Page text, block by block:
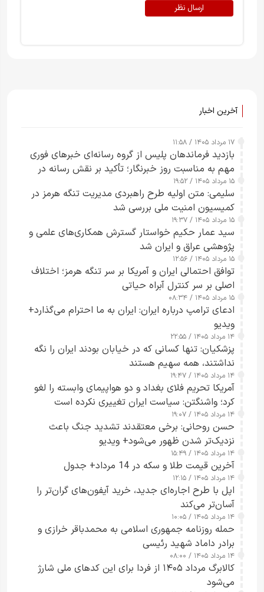
ارسال نظر
آخرین اخبار
۱۷ مرداد ۱۴۰۵ / ۱۱:۵۸
بازدید فرماندهان پلیس از گروه رسانه‌ای خبرهای فوری
مهم به مناسبت روز خبرنگار؛ تأکید بر نقش رسانه در
تقویت امنیت و اعتماد عمومی
۱۵ مرداد ۱۴۰۵ / ۱۹:۵۲
سلیمی: متن اولیه طرح راهبردی مدیریت تنگه هرمز در
کمیسیون امنیت ملی بررسی شد
۱۵ مرداد ۱۴۰۵ / ۱۹:۳۷
سید عمار حکیم خواستار گسترش همکاری‌های علمی و
پژوهشی عراق و ایران شد
۱۵ مرداد ۱۴۰۵ / ۱۲:۵۶
توافق احتمالی ایران و آمریکا بر سر تنگه هرمز؛ اختلاف
اصلی بر سر کنترل آبراه حیاتی
۱۵ مرداد ۱۴۰۵ / ۰۸:۳۴
ادعای ترامپ درباره ایران: ایران به ما احترام می‌گذارد+
ویدیو
۱۴ مرداد ۱۴۰۵ / ۲۲:۵۵
پزشکیان: تنها کسانی که در خیابان بودند ایران را نگه
نداشتند، همه سهیم هستند
۱۴ مرداد ۱۴۰۵ / ۱۹:۴۷
آمریکا تحریم فلای بغداد و دو هواپیمای وابسته را لغو
کرد؛ واشنگتن: سیاست ایران تغییری نکرده است
۱۴ مرداد ۱۴۰۵ / ۱۹:۰۷
حسن روحانی: برخی معتقدند تشدید جنگ باعث
نزدیک‌تر شدن ظهور می‌شود+ ویدیو
۱۴ مرداد ۱۴۰۵ / ۱۵:۴۹
آخرین قیمت طلا و سکه در 14 مرداد+ جدول
۱۴ مرداد ۱۴۰۵ / ۱۲:۱۵
اپل با طرح اجاره‌ای جدید، خرید آیفون‌های گران‌تر را
آسان‌تر می‌کند
۱۴ مرداد ۱۴۰۵ / ۱۰:۰۵
حمله روزنامه جمهوری اسلامی به محمدباقر خرازی و
برادر داماد شهید رئیسی
۱۴ مرداد ۱۴۰۵ / ۰۸:۰۰
کالابرگ مرداد ۱۴۰۵ از فردا برای این کدهای ملی شارژ
می‌شود